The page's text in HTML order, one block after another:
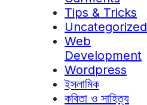
Tips & Tricks
Uncategorized
Web
Development
Wordpress
ইসলামিক
কবিতা ও সাহিত্য